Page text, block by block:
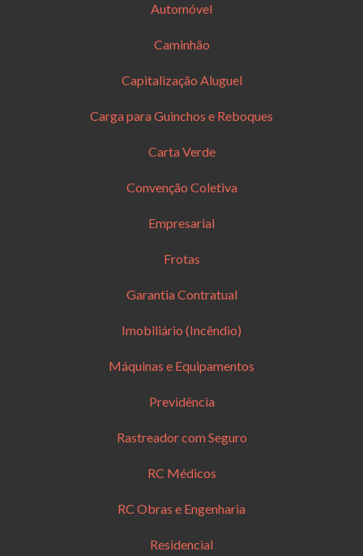
Automóvel
Caminhão
Capitalização Aluguel
Carga para Guinchos e Reboques
Carta Verde
Convenção Coletiva
Empresarial
Frotas
Garantia Contratual
Imobiliário (Incêndio)
Máquinas e Equipamentos
Previdência
Rastreador com Seguro
RC Médicos
RC Obras e Engenharia
Residencial